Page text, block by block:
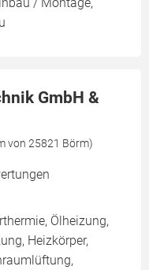
/ Montage,
GmbH &
von 25821 Börm)
Ölheizung,
Heizkörper,